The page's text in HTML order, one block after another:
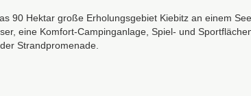
90 Hektar große Erholungsgebiet Kiebitz an einem
eine Komfort-Campinganlage, Spiel- und
Strandpromenade.